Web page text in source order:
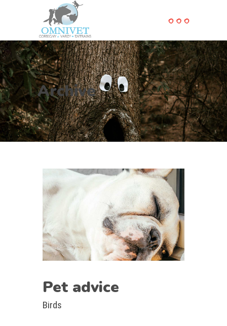
Archive
Pet advice
Birds